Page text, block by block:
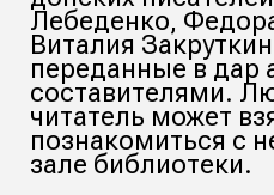
Лебеденко,
Виталия
переданные в дар
составителями.
читатель может
познакомиться с
зале библиотеки.